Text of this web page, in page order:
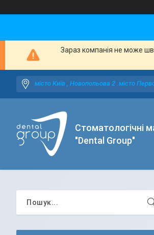
Зараз компанія не може
місто Київ , Новопольова 2 .місто
Стоматологічні
"Dental Group"